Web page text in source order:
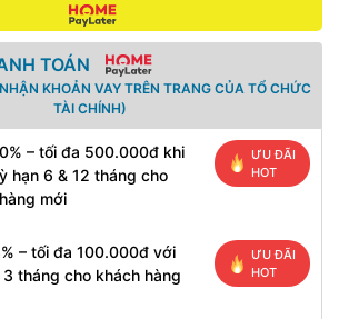
TOÁN
KHOẢN VAY TRÊN TRANG CỦA TỔ CHỨC
TÀI CHÍNH)
– tối đa 500.000đ khi
hạn 6 & 12 tháng cho
mới
ƯU ĐÃI
HOT
– tối đa 100.000đ với
3 tháng cho khách hàng
ƯU ĐÃI
HOT